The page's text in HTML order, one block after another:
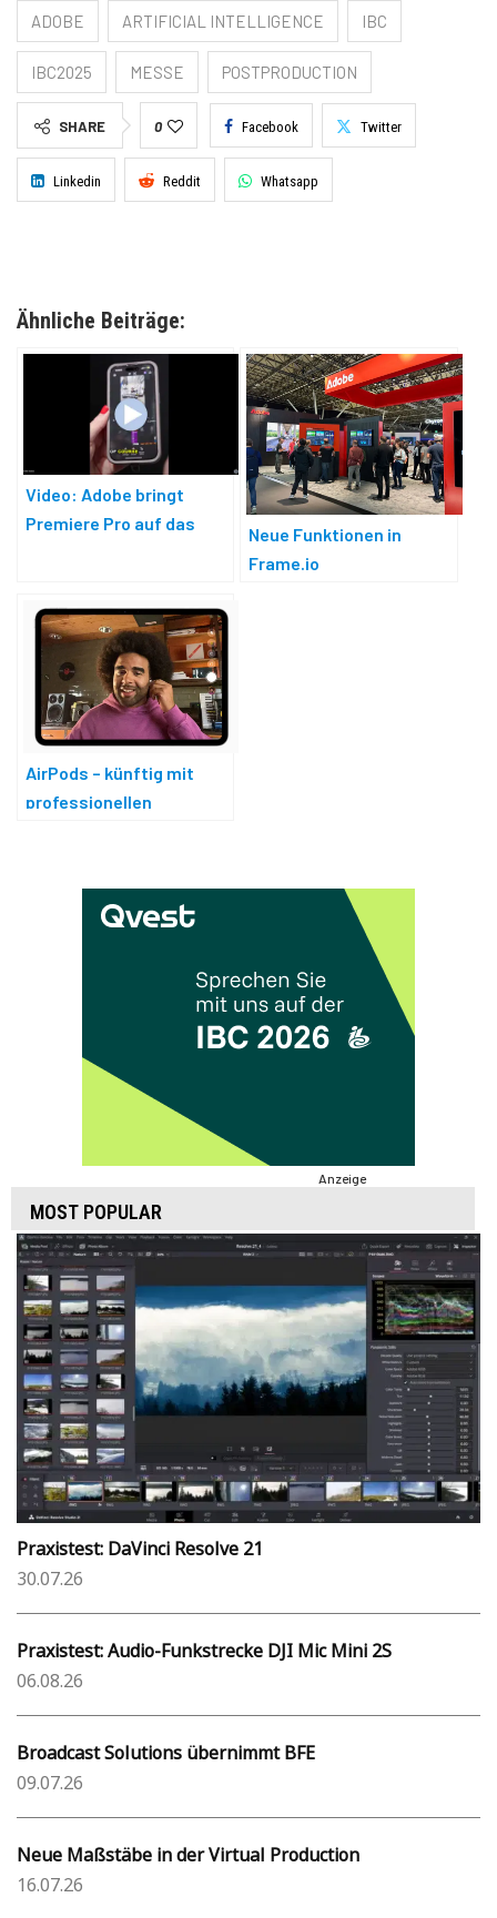
ADOBE ARTIFICIAL INTELLIGENCE IBC
IBC2025 MESSE POSTPRODUCTION
SHARE 0 Facebook Twitter
Linkedin Reddit Whatsapp
Ähnliche Beiträge:
Video: Adobe bringt
Premiere Pro auf das
Neue Funktionen in
Frame.io
AirPods – künftig mit
professionellen
Anzeige
MOST POPULAR
Praxistest: DaVinci Resolve 21
30.07.26
Praxistest: Audio-Funkstrecke DJI Mic Mini 2S
06.08.26
Broadcast Solutions übernimmt BFE
09.07.26
Neue Maßstäbe in der Virtual Production
16.07.26